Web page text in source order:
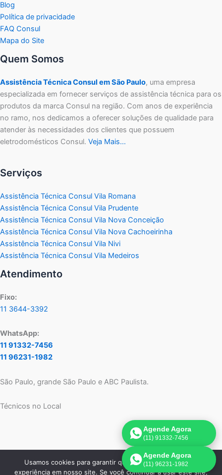
Blog
Política de privacidade
FAQ Consul
Mapa do Site
Quem Somos
Assistência Técnica Consul em São Paulo, uma empresa
especializada em fornecer serviços de assistência técnica para os
produtos da marca Consul na região. Com anos de experiência
no ramo, nos dedicamos a oferecer soluções de qualidade para
atender às necessidades dos clientes que possuem
eletrodomésticos Consul. Veja Mais…
Serviços
Assistência Técnica Consul Vila Romana
Assistência Técnica Consul Vila Prudente
Assistência Técnica Consul Vila Nova Conceição
Assistência Técnica Consul Vila Nova Cachoeirinha
Assistência Técnica Consul Vila Nivi
Assistência Técnica Consul Vila Medeiros
Atendimento
Fixo:
11 3644-3392
WhatsApp:
11 91332-7456
11 96231-1982
São Paulo, grande São Paulo e ABC Paulista.
Técnicos no Local
Copyright © 2026 Assistência Técnica Consul SP | Criado por:
Agende Agora
(11) 91332-7456
Agende Agora
(11) 96231-1982
Usamos cookies para garantir que oferecemos a melhor
experiência em nosso site. Se você continuar a usar este site,